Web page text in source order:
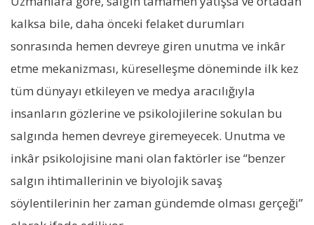
kalksa bile, daha önceki felaket durumları
sonrasında hemen devreye giren unutma ve inkâr
etme mekanizması, küreselleşme döneminde ilk kez
tüm dünyayı etkileyen ve medya aracılığıyla
insanların gözlerine ve psikolojilerine sokulan bu
salgında hemen devreye giremeyecek. Unutma ve
inkâr psikolojisine mani olan faktörler ise “benzer
salgın ihtimallerinin ve biyolojik savaş
söylentilerinin her zaman gündemde olması gerçeği”